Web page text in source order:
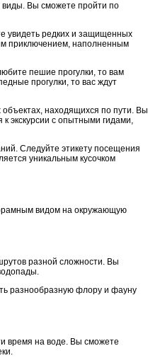
виды. Вы сможете пройти по
увидеть редких и защищенных
приключением, наполненным
пешие прогулки, то вам
прогулки, то вас ждут
находящихся по пути. Вы
экскурсии с опытными гидами,
Следуйте этикету посещения
уникальным кусочком
видом на окружающую
разной сложности. Вы
разнообразную флору и фауну
время на воде. Вы сможете